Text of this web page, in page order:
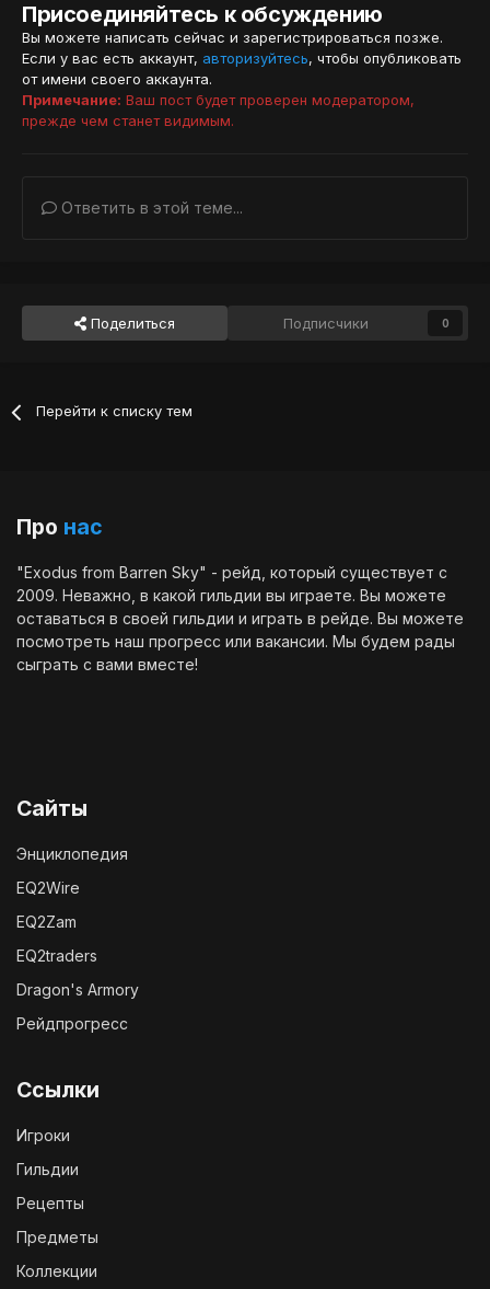
Присоединяйтесь к обсуждению
Вы можете написать сейчас и зарегистрироваться позже.
Если у вас есть аккаунт, авторизуйтесь, чтобы опубликовать
от имени своего аккаунта.
Примечание: Ваш пост будет проверен модератором,
прежде чем станет видимым.
Ответить в этой теме...
Поделиться Подписчики 0
Перейти к списку тем
Про нас
"Exodus from Barren Sky" - рейд, который существует с
2009. Неважно, в какой гильдии вы играете. Вы можете
оставаться в своей гильдии и играть в рейде. Вы можете
посмотреть наш прогресс или вакансии. Мы будем рады
сыграть с вами вместе!
Сайты
Энциклопедия
EQ2Wire
EQ2Zam
EQ2traders
Dragon's Armory
Рейдпрогресс
Ссылки
Игроки
Гильдии
Рецепты
Предметы
Коллекции